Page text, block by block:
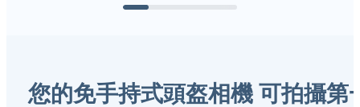
您的免手持式頭盔相機 可拍攝第